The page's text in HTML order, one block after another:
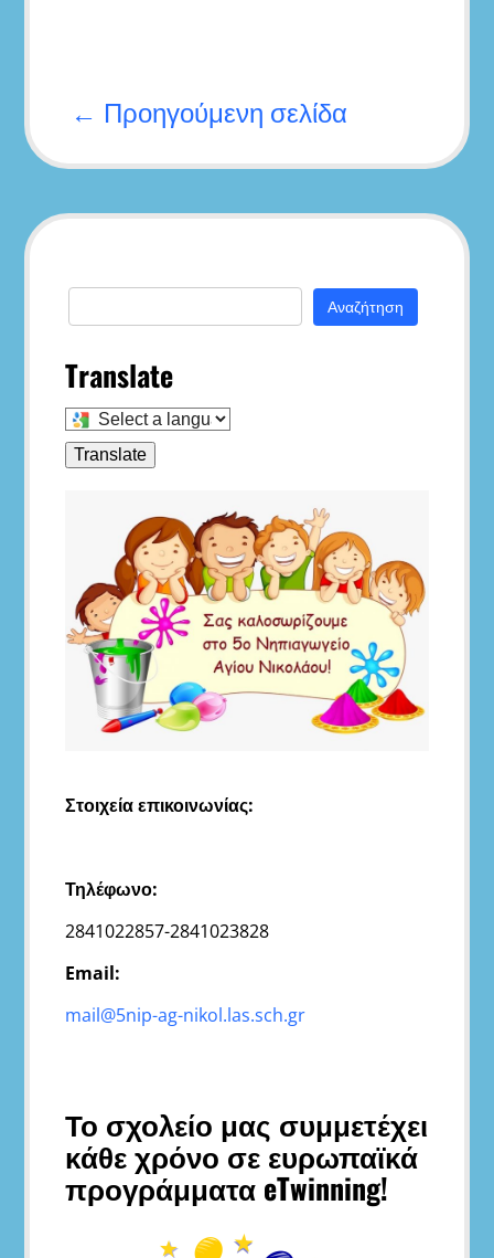
άρθρων
← Προηγούμενη σελίδα
Αναζήτηση
Translate
Select
a
language
to
Translate
Στοιχεία επικοινωνίας:
Τηλέφωνο:
2841022857-2841023828
Email:
mail@5nip-ag-nikol.las.sch.gr
Το σχολείο μας συμμετέχει
κάθε χρόνο σε ευρωπαϊκά
προγράμματα eTwinning!